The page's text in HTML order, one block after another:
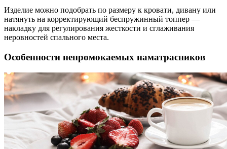
Изделие можно подобрать по размеру к кровати, дивану или
натянуть на корректирующий беспружинный топпер —
накладку для регулирования жесткости и сглаживания
неровностей спального места.
Особенности непромокаемых наматрасников